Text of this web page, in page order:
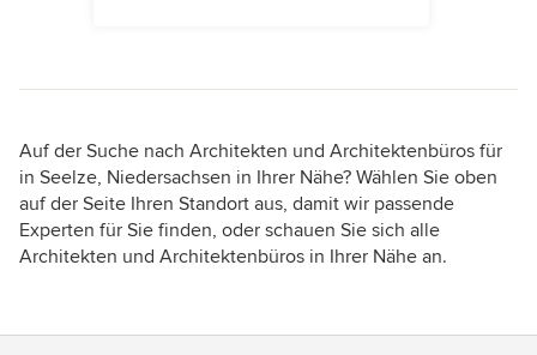
Auf der Suche nach Architekten und Architektenbüros für
in Seelze, Niedersachsen in Ihrer Nähe? Wählen Sie oben
auf der Seite Ihren Standort aus, damit wir passende
Experten für Sie finden, oder schauen Sie sich alle
Architekten und Architektenbüros in Ihrer Nähe an.